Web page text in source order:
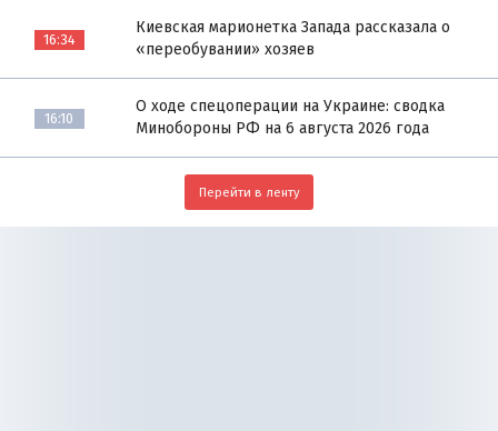
16:34
Киевская марионетка Запада рассказала о
«переобувании» хозяев
16:10
О ходе спецоперации на Украине: сводка
Минобороны РФ на 6 августа 2026 года
Перейти в ленту